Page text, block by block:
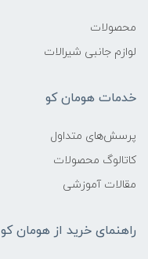
محصولات
لوازم جانبی شیرالات
خدمات هومان کو
پرسش‌های متداول
کاتالوگ محصولات
مقالات آموزشی
راهنمای خرید از هومان کو